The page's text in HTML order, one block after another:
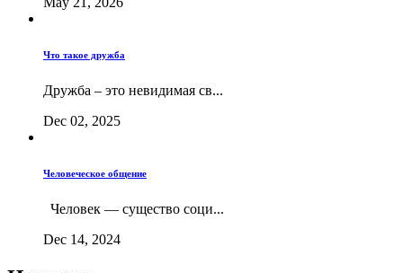
Что такое дружба
Дружба – это невидимая св...
Dec 02, 2025
Человеческое общение
Человек — существо соци...
Dec 14, 2024